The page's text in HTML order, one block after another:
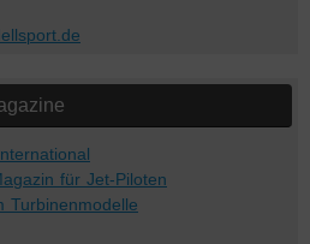
für Jet-Piloten
Turbinenmodelle